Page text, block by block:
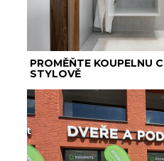
PROMĚŇTE KOUPELNU
STYLOVĚ